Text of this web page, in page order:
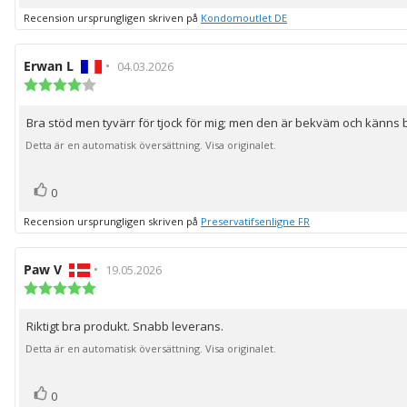
Recension ursprungligen skriven på Kondomoutlet DE
Recensionsförfattare:
Erwan L • Recensionsdatum:
04.03.2026
5
stjärnor
Recensionstext:
Bra stöd men tyvärr för tjock för mig; men den är bekväm och känns
Detta är en automatisk översättning. Visa originalet.
Rösta
0
Recension ursprungligen skriven på Preservatifsenligne FR
Recensionsförfattare:
Paw V • Recensionsdatum:
19.05.2026
5
stjärnor
Recensionstext:
Riktigt bra produkt. Snabb leverans.
Detta är en automatisk översättning. Visa originalet.
Rösta
0